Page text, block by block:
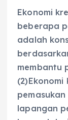
Ekonomi
beberapa
adalah
membantu
lapangan